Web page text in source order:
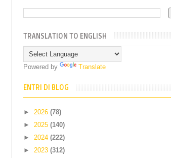
TRANSLATION TO ENGLISH
Powered by Translate
ENTRI DI BLOG
►2026(78)
►2025(140)
► 2024(222)
► 2023(312)